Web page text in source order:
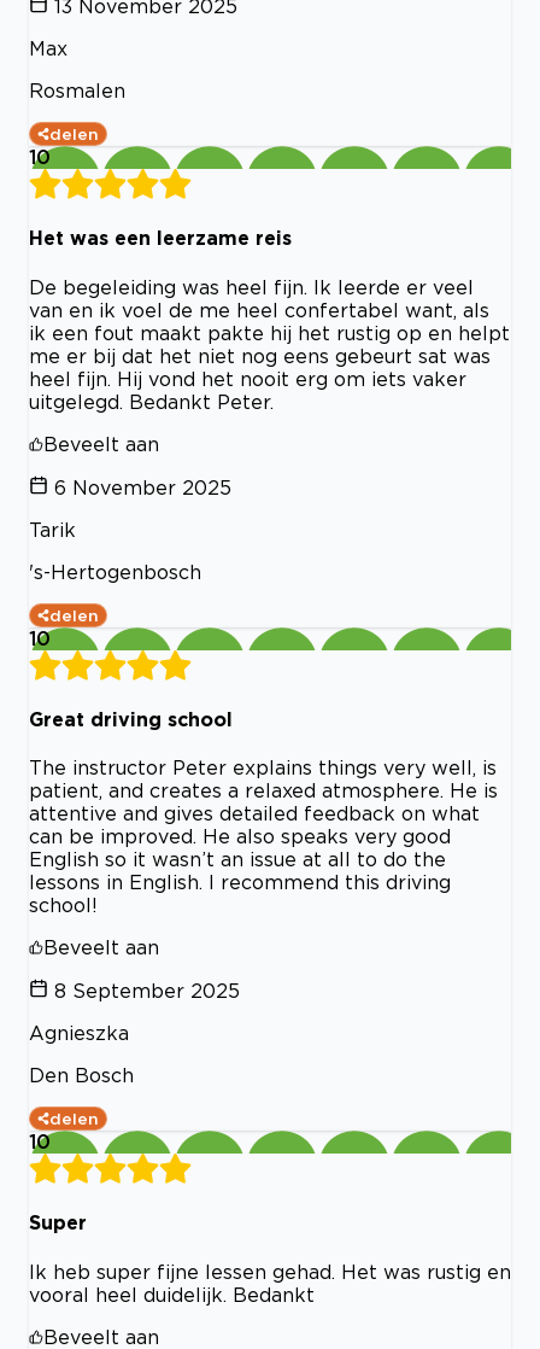
13 November 2025
Max
Rosmalen
delen
10
Het was een leerzame reis
De begeleiding was heel fijn. Ik leerde er veel
van en ik voel de me heel confertabel want, als
ik een fout maakt pakte hij het rustig op en helpt
me er bij dat het niet nog eens gebeurt sat was
heel fijn. Hij vond het nooit erg om iets vaker
uitgelegd. Bedankt Peter.
Beveelt aan
6 November 2025
Tarik
's-Hertogenbosch
delen
10
Great driving school
The instructor Peter explains things very well, is
patient, and creates a relaxed atmosphere. He is
attentive and gives detailed feedback on what
can be improved. He also speaks very good
English so it wasn’t an issue at all to do the
lessons in English. I recommend this driving
school!
Beveelt aan
8 September 2025
Agnieszka
Den Bosch
delen
10
Super
Ik heb super fijne lessen gehad. Het was rustig en
vooral heel duidelijk. Bedankt
Beveelt aan